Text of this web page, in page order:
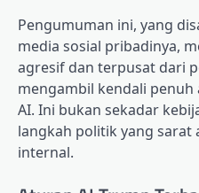
Pengumuman ini, yang
media sosial pribadinya,
agresif dan terpusat dari
mengambil kendali
AI. Ini bukan sekadar
langkah politik yang sarat
internal.